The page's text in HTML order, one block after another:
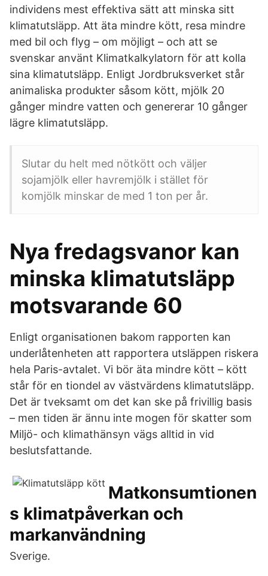
individens mest effektiva sätt att minska sitt
klimatutsläpp. Att äta mindre kött, resa mindre
med bil och flyg – om möjligt – och att se
svenskar använt Klimatkalkylatorn för att kolla
sina klimatutsläpp. Enligt Jordbruksverket står
animaliska produkter såsom kött, mjölk 20
gånger mindre vatten och genererar 10 gånger
lägre klimatutsläpp.
Slutar du helt med nötkött och väljer
sojamjölk eller havremjölk i stället för
komjölk minskar de med 1 ton per år.
Nya fredagsvanor kan
minska klimatutsläpp
motsvarande 60
Enligt organisationen bakom rapporten kan
underlåtenheten att rapportera utsläppen riskera
hela Paris-avtalet. Vi bör äta mindre kött – kött
står för en tiondel av västvärdens klimatutsläpp.
Det är tveksamt om det kan ske på frivillig basis
– men tiden är ännu inte mogen för skatter som
Miljö- och klimathänsyn vägs alltid in vid
beslutsfattande.
Matkonsumtionen
s klimatpåverkan och
markanvändning
Sverige.